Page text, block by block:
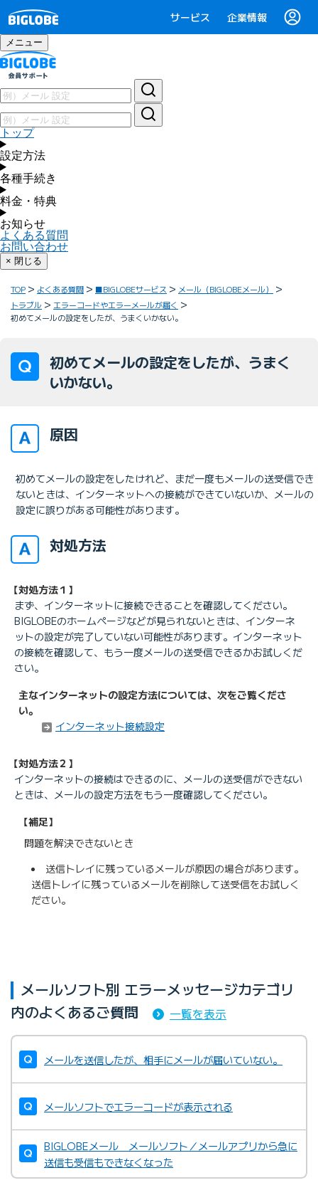
サービス 企業情報
メニュー
トップ
設定方法
各種手続き
料金・特典
お知らせ
よくある質問
お問い合わせ
× 閉じる
TOP よくある質問 ■BIGLOBEサービス
メール（BIGLOBEメール）
トラブル
エラーコードやエラーメールが届く
初めてメールの設定をしたが、うまくいかない。
初めてメールの設定をしたが、うまく
いかない。
原因
初めてメールの設定をしたけれど、まだ一度もメールの送受信でき
ないときは、インターネットへの接続ができていないか、メールの
設定に誤りがある可能性があります。
対処方法
【対処方法１】
まず、インターネットに接続できることを確認してください。
BIGLOBEのホームページなどが見られないときは、インターネ
ットの設定が完了していない可能性があります。インターネット
の接続を確認して、もう一度メールの送受信できるかお試しくだ
さい。
主なインターネットの設定方法については、次をご覧くださ
い。
インターネット接続設定
【対処方法２】
インターネットの接続はできるのに、メールの送受信ができない
ときは、メールの設定方法をもう一度確認してください。
【補足】
問題を解決できないとき
送信トレイに残っているメールが原因の場合があります。
送信トレイに残っているメールを削除して送受信をお試しく
ださい。
メールソフト別 エラーメッセージカテゴリ
内のよくあるご質問
一覧を表示
メールを送信したが、相手にメールが届いていない。
メールソフトでエラーコードが表示される
BIGLOBEメール メールソフト／メールアプリから急に
送信も受信もできなくなった